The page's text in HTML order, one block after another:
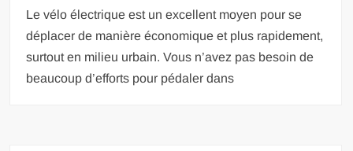
Le vélo électrique est un excellent moyen pour se
déplacer de manière économique et plus rapidement,
surtout en milieu urbain. Vous n’avez pas besoin de
beaucoup d’efforts pour pédaler dans